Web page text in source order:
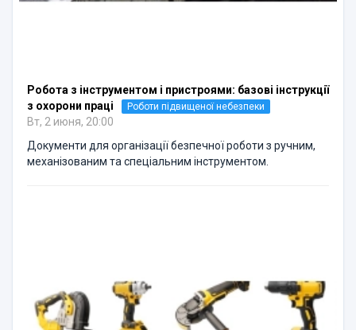
Робота з інструментом і пристроями: базові інструкції
з охорони праці
Роботи підвищеної небезпеки
Вт, 2 июня, 20:00
Документи для організації безпечної роботи з ручним,
механізованим та спеціальним інструментом.